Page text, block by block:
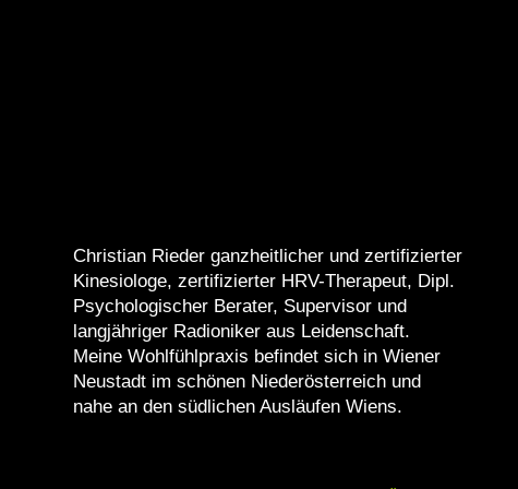
Christian Rieder ganzheitlicher und zertifizierter
Kinesiologe, zertifizierter HRV-Therapeut, Dipl.
Psychologischer Berater, Supervisor und
langjähriger Radioniker aus Leidenschaft.
Meine Wohlfühlpraxis befindet sich in Wiener
Neustadt im schönen Niederösterreich und
nahe an den südlichen Ausläufen Wiens.